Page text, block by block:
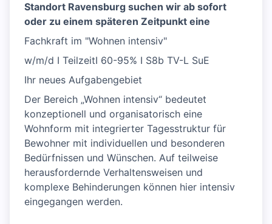
Standort Ravensburg suchen wir ab sofort
oder zu einem späteren Zeitpunkt eine
Fachkraft im "Wohnen intensiv"
w/m/d I TeilzeitI 60-95% I S8b TV-L SuE
Ihr neues Aufgabengebiet
Der Bereich „Wohnen intensiv“ bedeutet
konzeptionell und organisatorisch eine
Wohnform mit integrierter Tagesstruktur für
Bewohner mit individuellen und besonderen
Bedürfnissen und Wünschen. Auf teilweise
herausfordernde Verhaltensweisen und
komplexe Behinderungen können hier intensiv
eingegangen werden.